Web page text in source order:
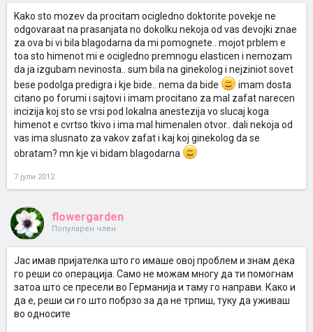
Kako sto mozev da procitam ocigledno doktorite povekje ne
odgovaraat na prasanjata no dokolku nekoja od vas devojki znae
za ova bi vi bila blagodarna da mi pomognete.. mojot prblem e
toa sto himenot mi e ocigledno premnogu elasticen i nemozam
da ja izgubam nevinosta.. sum bila na ginekolog i nejziniot sovet
bese podolga predigra i kje bide.. nema da bide
imam dosta
citano po forumi i sajtovi i imam procitano za mal zafat narecen
incizija koj sto se vrsi pod lokalna anestezija vo slucaj koga
himenot e cvrtso tkivo i ima mal himenalen otvor.. dali nekoja od
vas ima slusnato za vakov zafat i kaj koj ginekolog da se
obratam? mn kje vi bidam blagodarna
7 јули 2012
flowergarden
Популарен член
Јас имав пријателка што го имаше овој проблем и знам дека
го реши со операција. Само не можам многу да ти помогнам
затоа што се пресели во Германија и таму го направи. Како и
да е, реши си го што побрзо за да не трпиш, туку да уживаш
во односите